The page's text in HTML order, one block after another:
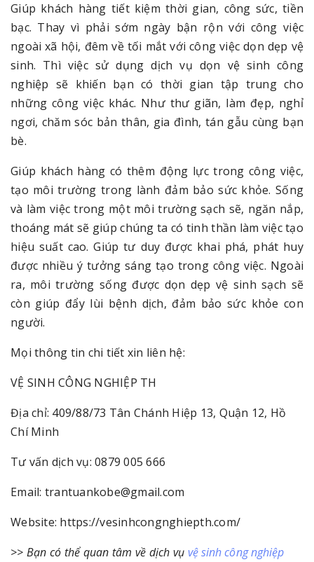
Giúp khách hàng tiết kiệm thời gian, công sức, tiền
bạc. Thay vì phải sớm ngày bận rộn với công việc
ngoài xã hội, đêm về tối mắt với công việc dọn dẹp vệ
sinh. Thì việc sử dụng dịch vụ dọn vệ sinh công
nghiệp sẽ khiến bạn có thời gian tập trung cho
những công việc khác. Như thư giãn, làm đẹp, nghỉ
ngơi, chăm sóc bản thân, gia đình, tán gẫu cùng bạn
bè.
Giúp khách hàng có thêm động lực trong công việc,
tạo môi trường trong lành đảm bảo sức khỏe. Sống
và làm việc trong một môi trường sạch sẽ, ngăn nắp,
thoáng mát sẽ giúp chúng ta có tinh thần làm việc tạo
hiệu suất cao. Giúp tư duy được khai phá, phát huy
được nhiều ý tưởng sáng tạo trong công việc. Ngoài
ra, môi trường sống được dọn dẹp vệ sinh sạch sẽ
còn giúp đẩy lùi bệnh dịch, đảm bảo sức khỏe con
người.
Mọi thông tin chi tiết xin liên hệ:
VỆ SINH CÔNG NGHIỆP TH
Địa chỉ: 409/88/73 Tân Chánh Hiệp 13, Quận 12, Hồ
Chí Minh
Tư vấn dịch vụ: 0879 005 666
Email: trantuankobe@gmail.com
Website: https://vesinhcongnghiepth.com/
>> Bạn có thể quan tâm về dịch vụ vệ sinh công nghiệp